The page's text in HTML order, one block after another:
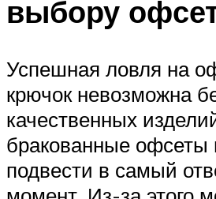
выбору
Успешная ловля на
крючок невозможна
качественных
бракованные офсеты
подвести в самый